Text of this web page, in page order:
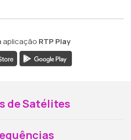
aplicação RTP Play
de Satélites